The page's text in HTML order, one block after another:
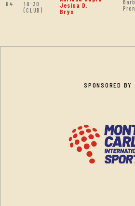
R4
10:30
(CLUB)
Jesica D.
Brys
SPONSORED BY